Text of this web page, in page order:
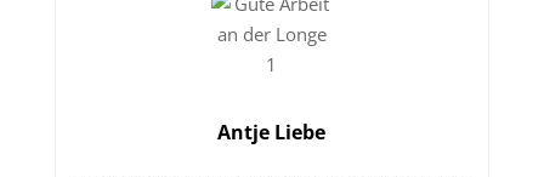
Antje Liebe